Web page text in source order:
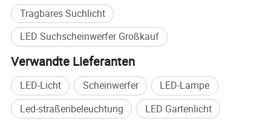
Strahllichtstärke Für 1 Lux
Allgemeine
200W
Probe Akzeptieren
Marke Boyuan Lighting oder OEM
Tragbares Suchlicht
LED Suchscheinwerfer Großkauf
Verwandte Lieferanten
LED-Licht Scheinwerfer
LED-Lampe
Led-straßenbeleuchtung
LED Gartenlicht